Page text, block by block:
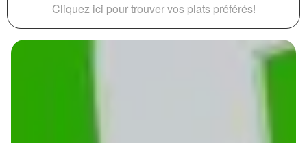
Cliquez ici pour trouver vos plats préférés!